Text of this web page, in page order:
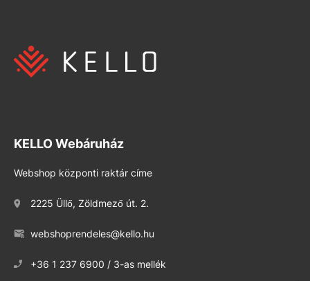
KELLO Webáruház
Webshop központi raktár címe
2225 Üllő, Zöldmező út. 2.
webshoprendeles@kello.hu
+36 1 237 6900 / 3-as mellék